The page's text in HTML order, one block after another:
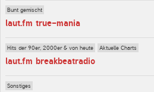
Bunt gemischt
laut.fm true-mania
Hits der 90er, 2000er & von heute Aktuelle Charts
laut.fm breakbeatradio
Sonstiges